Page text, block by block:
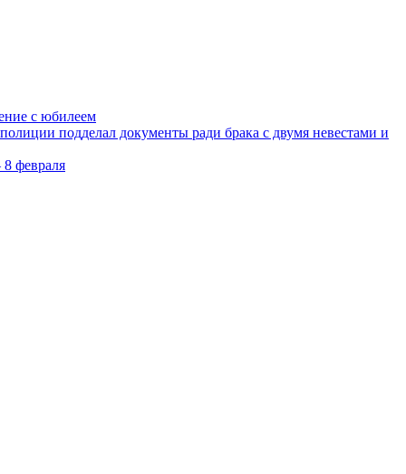
с юбилеем
подделал документы ради брака с двумя невестами и
февраля